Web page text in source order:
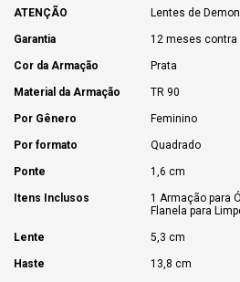
ATENÇÃO Lentes de
Garantia 12 meses contra
Cor da Armação Prata
Material da Armação TR 90
Por Gênero Feminino
Por formato Quadrado
Ponte 1,6 cm
Itens Inclusos
1 Armação para
Flanela para
Lente 5,3 cm
Haste 13,8 cm